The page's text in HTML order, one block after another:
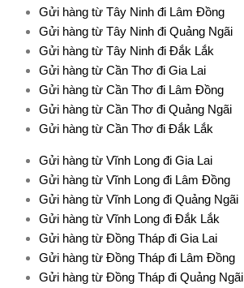
Gửi hàng từ Tây Ninh đi Lâm Đồng
Gửi hàng từ Tây Ninh đi Quảng Ngãi
Gửi hàng từ Tây Ninh đi Đắk Lắk
Gửi hàng từ Cần Thơ đi Gia Lai
Gửi hàng từ Cần Thơ đi Lâm Đồng
Gửi hàng từ Cần Thơ đi Quảng Ngãi
Gửi hàng từ Cần Thơ đi Đắk Lắk
Gửi hàng từ Vĩnh Long đi Gia Lai
Gửi hàng từ Vĩnh Long đi Lâm Đồng
Gửi hàng từ Vĩnh Long đi Quảng Ngãi
Gửi hàng từ Vĩnh Long đi Đắk Lắk
Gửi hàng từ Đồng Tháp đi Gia Lai
Gửi hàng từ Đồng Tháp đi Lâm Đồng
Gửi hàng từ Đồng Tháp đi Quảng Ngãi